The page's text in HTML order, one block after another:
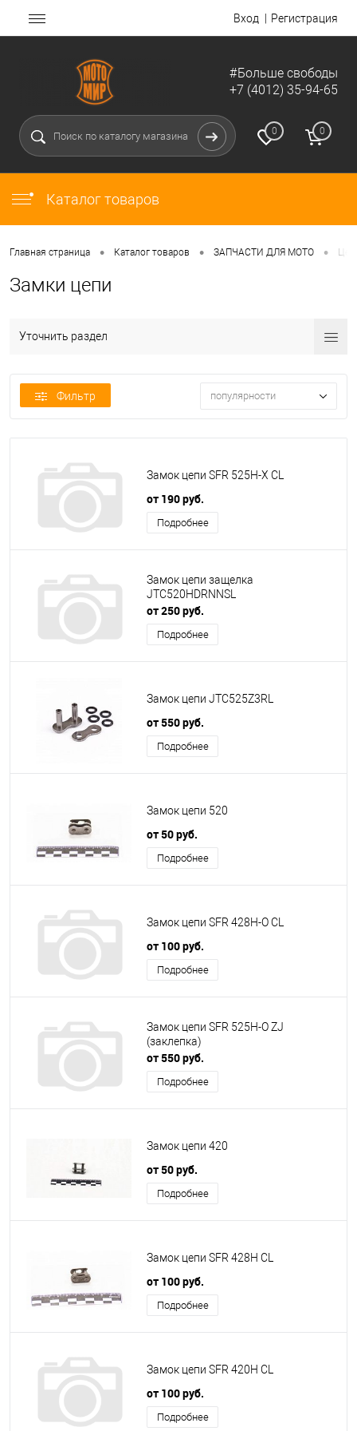
Вход Регистрация
#Больше свободы
+7 (4012) 35-94-65
0 0
Каталог товаров
Главная страница • Каталог товаров • ЗАПЧАСТИ ДЛЯ МОТО •
Замки цепи
Уточнить раздел
Фильтр популярности
Замок цепи SFR 525H-X CL
от 190 руб.
Подробнее
Замок цепи защелка
JTC520HDRNNSL
от 250 руб.
Подробнее
Замок цепи JTC525Z3RL
от 550 руб.
Подробнее
Замок цепи 520
от 50 руб.
Подробнее
Замок цепи SFR 428H-O CL
от 100 руб.
Подробнее
Замок цепи SFR 525H-O ZJ
(заклепка)
от 550 руб.
Подробнее
Замок цепи 420
от 50 руб.
Подробнее
Замок цепи SFR 428H CL
от 100 руб.
Подробнее
Замок цепи SFR 420H CL
от 100 руб.
Подробнее